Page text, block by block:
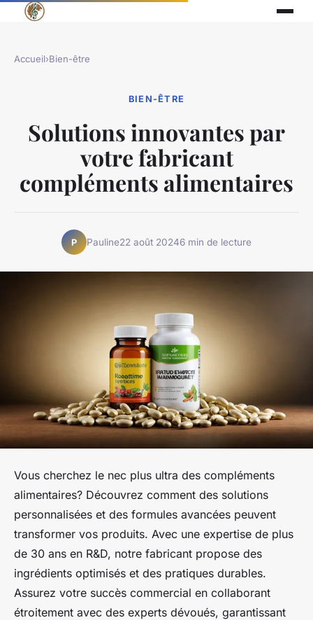
Accueil›Bien-être
BIEN-ÊTRE
Solutions innovantes par
votre fabricant
compléments alimentaires
P Pauline22 août 20246 min de lecture
Vous cherchez le nec plus ultra des compléments
alimentaires? Découvrez comment des solutions
personnalisées et des formules avancées peuvent
transformer vos produits. Avec une expertise de plus
de 30 ans en R&D, notre fabricant propose des
ingrédients optimisés et des pratiques durables.
Assurez votre succès commercial en collaborant
étroitement avec des experts dévoués, garantissant